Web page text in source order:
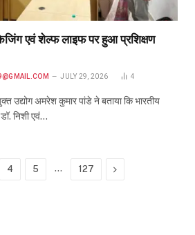
एवं शेल्फ लाइफ पर हुआ प्रशिक्षण
JULY 29, 2026 4
उद्योग अमरेश कुमार पांडे ने बताया कि भारतीय
निशी एवं…
4 5 … 127 Next